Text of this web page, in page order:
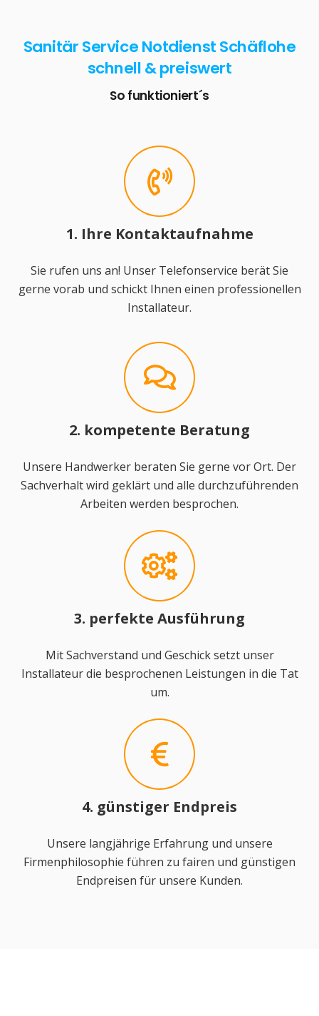
Sanitär Service Notdienst Schäflohe
schnell & preiswert
So funktioniert´s
1. Ihre Kontaktaufnahme
Sie rufen uns an! Unser Telefonservice berät Sie
gerne vorab und schickt Ihnen einen professionellen
Installateur.
2. kompetente Beratung
Unsere Handwerker beraten Sie gerne vor Ort. Der
Sachverhalt wird geklärt und alle durchzuführenden
Arbeiten werden besprochen.
3. perfekte Ausführung
Mit Sachverstand und Geschick setzt unser
Installateur die besprochenen Leistungen in die Tat
um.
4. günstiger Endpreis
Unsere langjährige Erfahrung und unsere
Firmenphilosophie führen zu fairen und günstigen
Endpreisen für unsere Kunden.